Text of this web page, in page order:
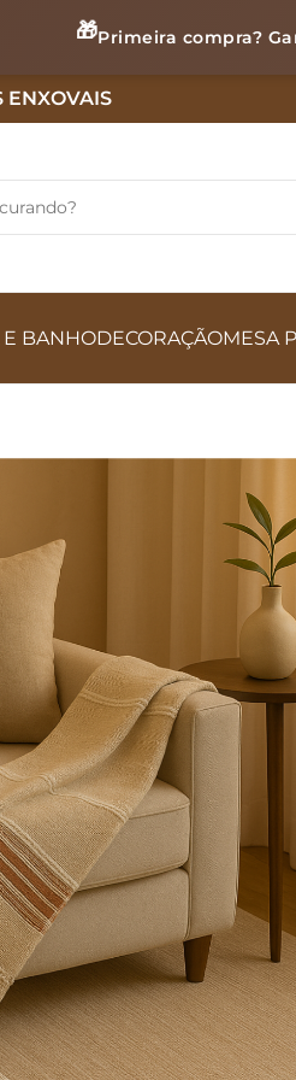
🎁Primeira compra?
ENXOVAIS
E BANHODECORAÇÃOMESA